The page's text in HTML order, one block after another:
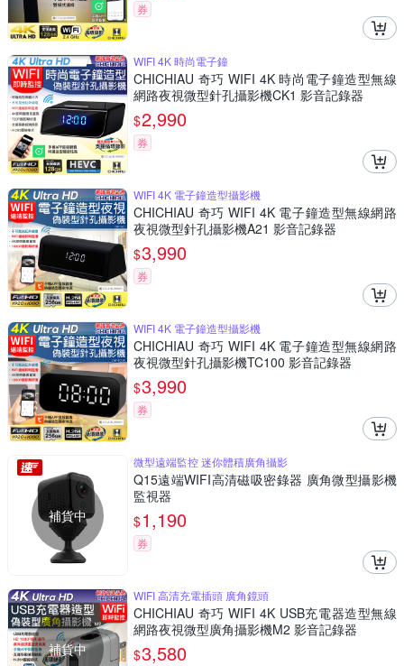
券
WIFI 4K 時尚電子鐘
CHICHIAU 奇巧 WIFI 4K 時尚電子鐘造型無線
網路夜視微型針孔攝影機CK1 影音記錄器
$2,990
券
WIFI 4K 電子鐘造型攝影機
CHICHIAU 奇巧 WIFI 4K 電子鐘造型無線網路
夜視微型針孔攝影機A21 影音記錄器
$3,990
券
WIFI 4K 電子鐘造型攝影機
CHICHIAU 奇巧 WIFI 4K 電子鐘造型無線網路
夜視微型針孔攝影機TC100 影音記錄器
$3,990
券
補貨中
微型遠端監控 迷你體積廣角攝影
Q15遠端WIFI高清磁吸密錄器 廣角微型攝影機
監視器
$1,190
券
補貨中
WIFI 高清充電插頭 廣角鏡頭
CHICHIAU 奇巧 WIFI 4K USB充電器造型無線
網路夜視微型廣角攝影機M2 影音記錄器
$3,580